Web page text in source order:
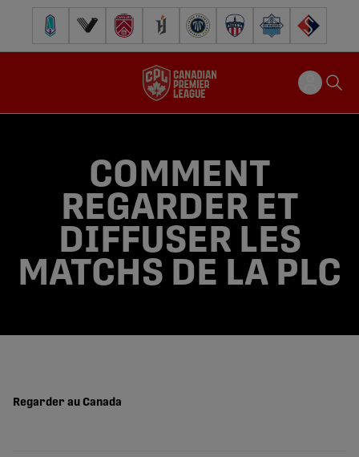
Pacific FC Vancouver FCCavalry FC Forge FC Inter Toronto FCAtlético OttawaHalifax Wanderers
FC Supra
COMMENT
REGARDER ET
DIFFUSER LES
MATCHS DE LA PLC
Regarder au Canada